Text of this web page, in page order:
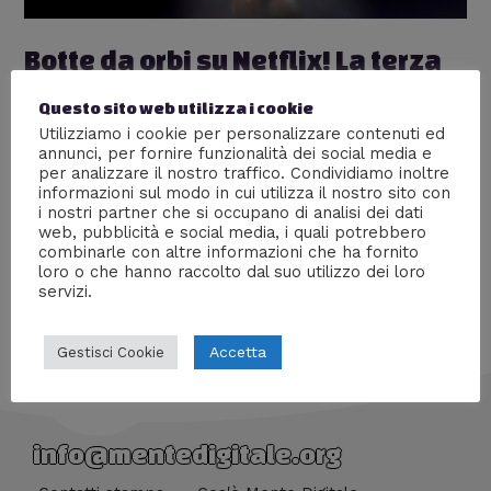
Botte da orbi su Netflix! La terza
serie di Baki the Grappler
Lascia un commento /Anime,Nerd World,Recensioni
DiProf Carbone
Corpi scultorei, menti geniali e colpi incredibili, la nuova
recensione della serie Netflix piena di testosterone
info@mentedigitale.org
Questo sito web utilizza i cookie
Utilizziamo i cookie per personalizzare contenuti ed
annunci, per fornire funzionalità dei social media e
per analizzare il nostro traffico. Condividiamo inoltre
informazioni sul modo in cui utilizza il nostro sito con
i nostri partner che si occupano di analisi dei dati
web, pubblicità e social media, i quali potrebbero
combinarle con altre informazioni che ha fornito
loro o che hanno raccolto dal suo utilizzo dei loro
servizi.
Gestisci Cookie Accetta